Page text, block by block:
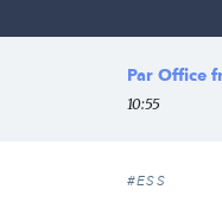
de
Par Office
10:55
#ESS